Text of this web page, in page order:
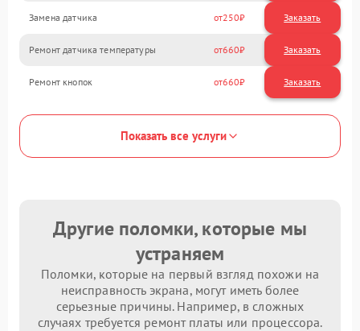
Замена датчика 250
Ремонт датчика температуры 660
Ремонт кнопок 660
Показать все услуги
Другие поломки, которые мы
устраняем
Поломки, которые на первый взгляд похожи на
неисправность экрана, могут иметь более
серьезные причины. Например, в сложных
случаях требуется ремонт платы или процессора.